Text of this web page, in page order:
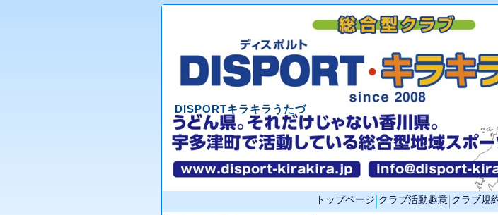
DISPORTキラキラうたづ
トップページ クラブ活動趣意 クラブ規